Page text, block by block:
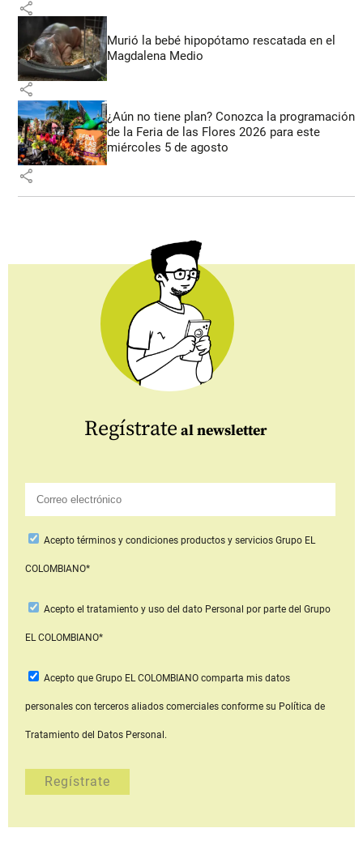
share
Murió la bebé hipopótamo rescatada en el
Magdalena Medio
share
¿Aún no tiene plan? Conozca la programación
de la Feria de las Flores 2026 para este
miércoles 5 de agosto
share
Regístrate al newsletter
Aceptotérminos y condiciones productos y serviciosGrupo EL
COLOMBIANO*
Acepto el tratamiento y uso del dato Personal por parte del Grupo
EL COLOMBIANO*
Acepto que Grupo EL COLOMBIANOcomparta mis datos
personales con terceros aliados comerciales conforme su Política de
Tratamiento del Datos Personal.